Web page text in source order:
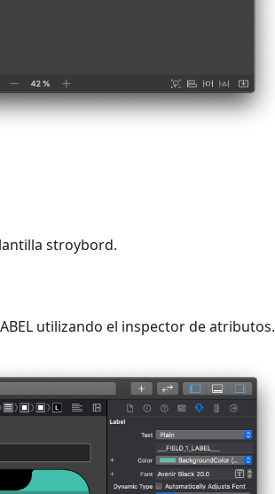
stroybord.
utilizando el inspector de atributos.